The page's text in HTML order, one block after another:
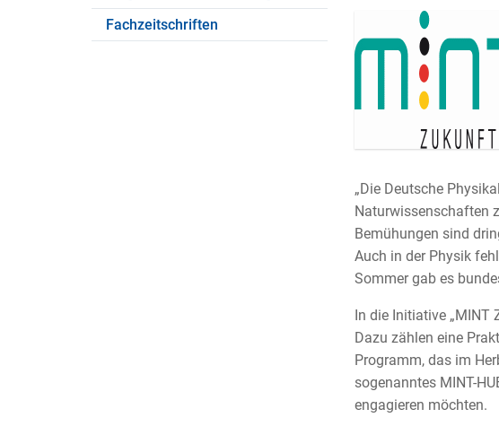
Fachzeitschriften
„Die Deutsche
Naturwissenschaften
Bemühungen sind
Auch in der Physik
Sommer gab es
In die Initiative
Dazu zählen eine
Programm, das im
sogenanntes MINT-
engagieren möchten.